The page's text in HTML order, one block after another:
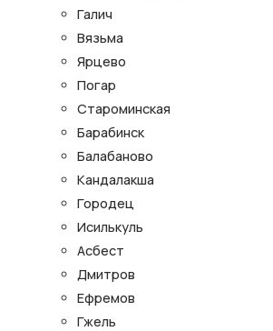
Галич
Вязьма
Ярцево
Погар
Староминская
Барабинск
Балабаново
Кандалакша
Городец
Исилькуль
Асбест
Дмитров
Ефремов
Гжель